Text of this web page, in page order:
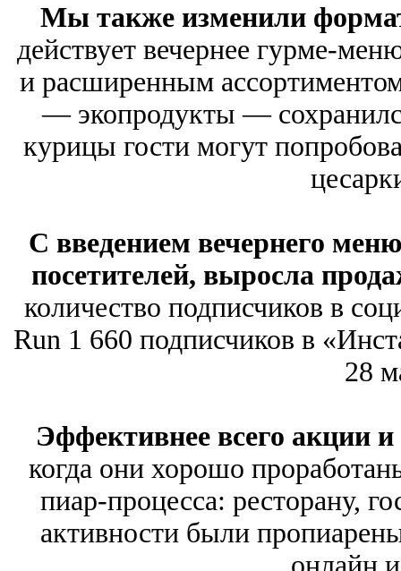
Мы также изменили
действует вечернее гурме-
и расширенным
— экопродукты —
курицы гости могут
С введением вечернего
посетителей, выросла
количество подписчиков в
Run 1 660 подписчиков в
28
Эффективнее всего акции
когда они хорошо
пиар-процесса: ресторану,
активности были